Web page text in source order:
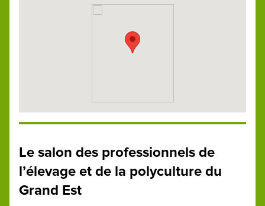
Le salon des professionnels de
l’élevage et de la polyculture du
Grand Est